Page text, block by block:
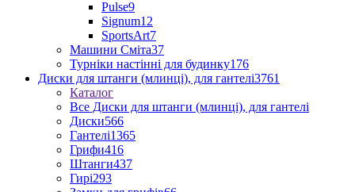
Pulse9
Signum12
SportsArt7
Машини Сміта37
Турніки настінні для будинку176
Диски для штанги (млинці), для гантелі3761
Каталог
Все Диски для штанги (млинці), для гантелі
Диски566
Гантелі1365
Грифи416
Штанги437
Гирі293